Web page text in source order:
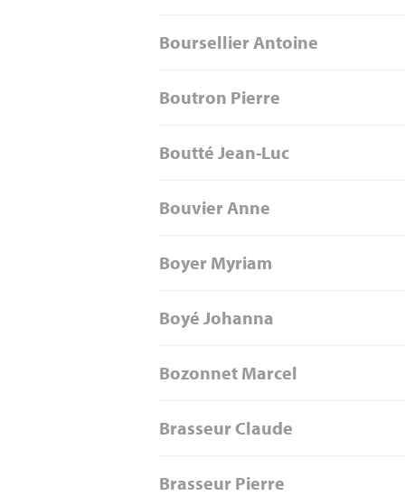
Boursellier Antoine
Boutron Pierre
Boutté Jean-Luc
Bouvier Anne
Boyer Myriam
Boyé Johanna
Bozonnet Marcel
Brasseur Claude
Brasseur Pierre